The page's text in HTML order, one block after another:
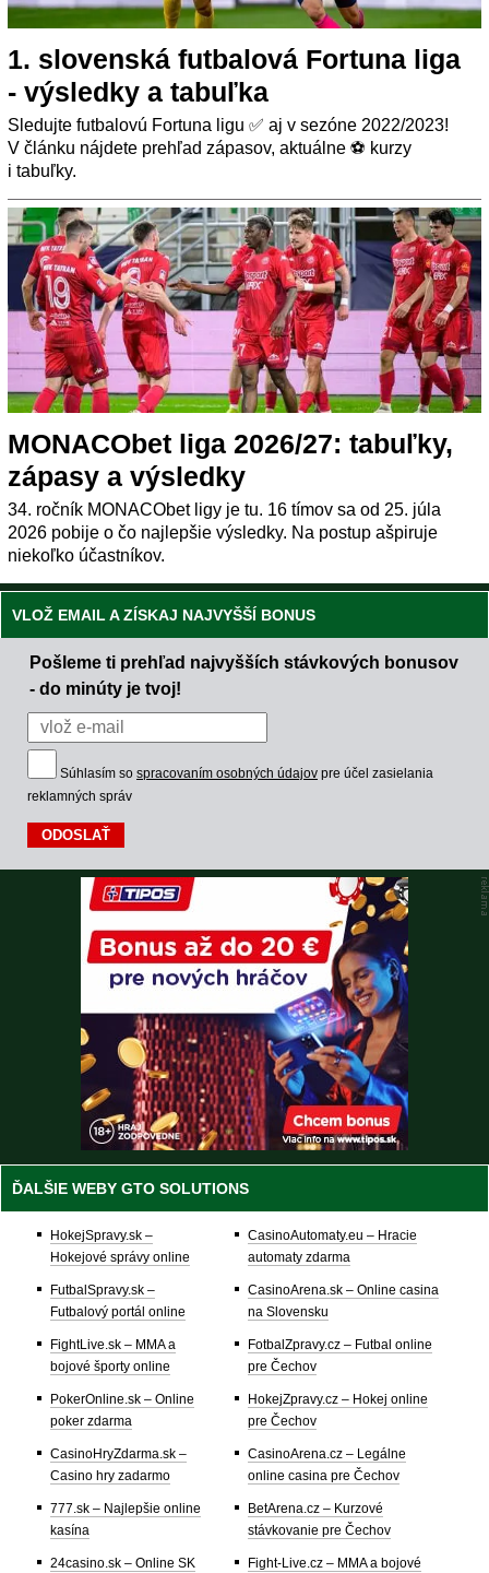
1. slovenská futbalová Fortuna liga
- výsledky a tabuľka
Sledujte futbalovú Fortuna ligu ✅ aj v sezóne 2022/2023!
V článku nájdete prehľad zápasov, aktuálne ⚽ kurzy
i tabuľky.
MONACObet liga 2026/27: tabuľky,
zápasy a výsledky
34. ročník MONACObet ligy je tu. 16 tímov sa od 25. júla
2026 pobije o čo najlepšie výsledky. Na postup ašpiruje
niekoľko účastníkov.
VLOŽ EMAIL A ZÍSKAJ NAJVYŠŠÍ BONUS
Pošleme ti prehľad najvyšších stávkových bonusov
- do minúty je tvoj!
Súhlasím so spracovaním osobných údajov pre účel zasielania
reklamných správ
ĎALŠIE WEBY GTO SOLUTIONS
HokejSpravy.sk –
Hokejové správy online
FutbalSpravy.sk –
Futbalový portál online
FightLive.sk – MMA a
bojové športy online
PokerOnline.sk – Online
poker zdarma
CasinoHryZdarma.sk –
Casino hry zadarmo
777.sk – Najlepšie online
kasína
24casino.sk – Online SK
CasinoAutomaty.eu – Hracie
automaty zdarma
CasinoArena.sk – Online casina
na Slovensku
FotbalZpravy.cz – Futbal online
pre Čechov
HokejZpravy.cz – Hokej online
pre Čechov
CasinoArena.cz – Legálne
online casina pre Čechov
BetArena.cz – Kurzové
stávkovanie pre Čechov
Fight-Live.cz – MMA a bojové